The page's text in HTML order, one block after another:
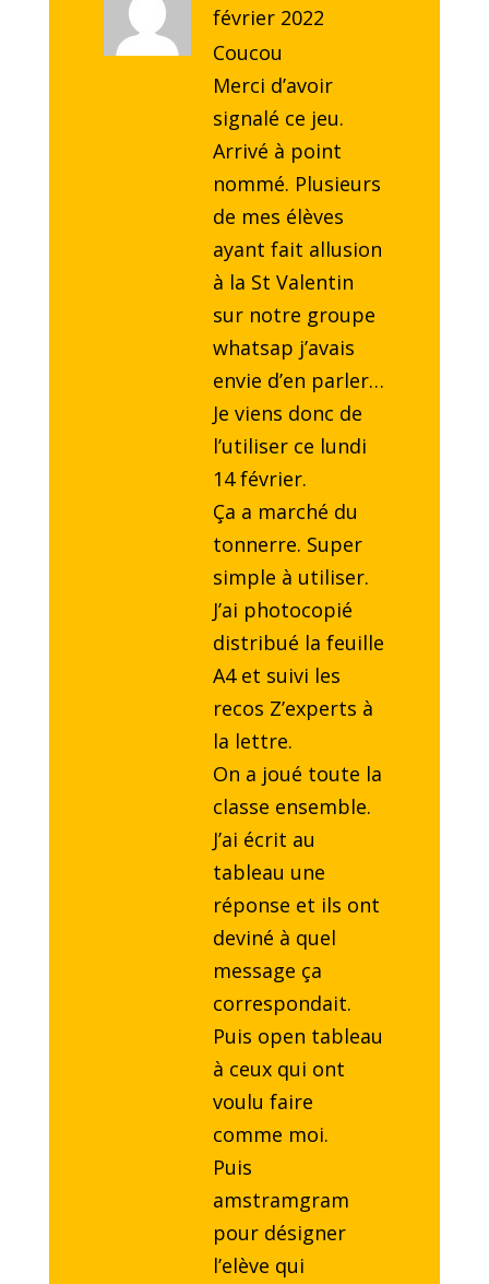
février 2022
Coucou
Merci d’avoir
signalé ce jeu.
Arrivé à point
nommé. Plusieurs
de mes élèves
ayant fait allusion
à la St Valentin
sur notre groupe
whatsap j’avais
envie d’en parler…
Je viens donc de
l’utiliser ce lundi
14 février.
Ça a marché du
tonnerre. Super
simple à utiliser.
J’ai photocopié
distribué la feuille
A4 et suivi les
recos Z’experts à
la lettre.
On a joué toute la
classe ensemble.
J’ai écrit au
tableau une
réponse et ils ont
deviné à quel
message ça
correspondait.
Puis open tableau
à ceux qui ont
voulu faire
comme moi.
Puis
amstramgram
pour désigner
l’elève qui